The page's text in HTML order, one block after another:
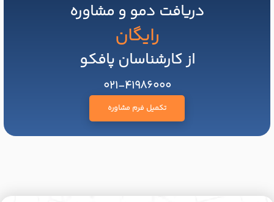
دریافت دمو و مشاوره
رایگان
از کارشناسان پافکو
021-41986000
تکمیل فرم مشاوره